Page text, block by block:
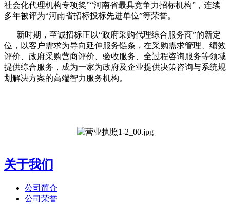
社会化代理机构专项奖”“河南省最具竞争力招标机构”，连续
多年被评为“河南省招标投标先进单位”等荣誉。
新时期，至诚招标正以“政府采购代理综合服务商”的新定
位，以客户需求为导向延伸服务链条，在采购需求管理、绩效
评价、政府采购营商评价、验收服务、全过程咨询服务等领域
提供综合服务，成为一家为政府及企业提供决策咨询与系统规
划解决方案的高端智力服务机构。
关于我们
公司简介
公司荣誉